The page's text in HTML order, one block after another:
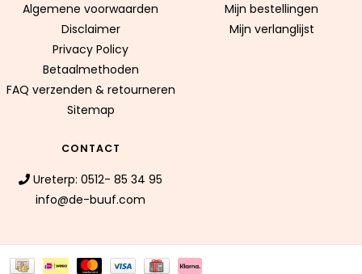
Algemene voorwaarden
Disclaimer
Privacy Policy
Betaalmethoden
FAQ verzenden & retourneren
Sitemap
Mijn bestellingen
Mijn verlanglijst
CONTACT
Ureterp: 0512- 85 34 95
info@de-buuf.com